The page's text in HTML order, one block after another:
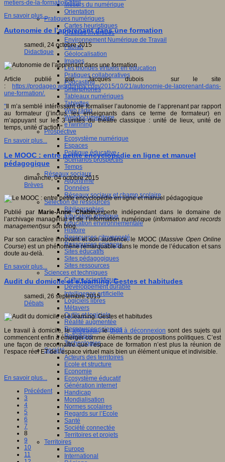
Métiers du numérique
Orientation
Pratiques numériques
Cartes heuristiques
Classes inversées
Environnement Numérique de Travail
Fablab
Géolocalisation
Images
Les mondes virtuels en éducation
Pratiques collaboratives
Podcasting
Smartphones
Tableaux numériques
Tablettes
Web radio
Webdocumentaire
eTwinning
Prospective
Ecosystème numérique
Espaces
Politique éducative
Scénarios prospectifs
Temps
Réseaux sociaux
Algorithme
Données
Réseaux sociaux et champ scolaire
Sélection de ressources
Bibliographies
Education artistique
Education environnementale
Histoire
Ressources citoyenneté
Ressources sciences
Sites éducatifs
Sites pédagogiques
Sites ressources
Sciences et techniques
Culture scientifique
Développement durable
Intelligence artificielle
Logiciels libres
Métavers
Outils et logiciels
Réalité augmentée
Ressources sciences
Robotique
Technologies
Société
Acteurs des territoires
Ecole et structure
Economie
Ecosystème éducatif
Génération internet
Handicap
Mondialisation
Normes scolaires
Regards sur l’Ecole
Santé
Société connectée
Territoires et projets
Territoires
Europe
International
metiers-de-la-formation.html
En savoir plus...
Autonomie de l’apprenant dans une formation
samedi, 24 octobre 2015
Didactique
Article publié par Jacques dubois sur le site
:
https://prodageo.wordpress.com/2015/10/21/autonomie-de-lapprenant-dans-
une-formation/.
" Il m’a semblé intéressant de formaliser l’autonomie de l’apprenant par rapport
au formateur (j’inclus les enseignants dans ce terme de formateur) en
m’appuyant sur les 3 unités du théâtre classique : unité de lieux, unité de
temps, unité d’action".
En savoir plus...
Le MOOC : entre petite encyclopédie en ligne et manuel
pédagogique
dimanche, 04 octobre 2015
Brèves
Publié par Marie-Anne Chabin,experte indépendant dans le domaine de
l’archivage managérial et de l’information numérique (information and records
management)sur son blog.
Par son caractère innovant et son audience, le MOOC (Massive Open Online
Course) est un phénomène remarquable dans le monde de l’éducation et sans
doute au-delà.
En savoir plus...
Audit du domicile et e.learning. Gestes et habitudes
samedi, 26 septembre 2015
Débats
Le travail à domicile, letélétravail, ledroit à déconnexion sont des sujets qui
commencent enfin à émerger comme éléments de propositions politiques. C’est
une façon de reconnaître que l’espace de formation n’est plus la réunion de
l’espace réel ET de l’espace virtuel mais bien un élément unique et indivisible.
En savoir plus...
Précédent
3
4
5
6
7
8
9
10
11